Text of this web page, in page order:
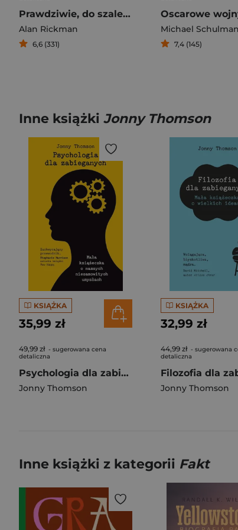
Prawdziwie, do szaleństwa. Dzienniki
Alan Rickman
6,6 (331)
Michael Schulman
7,4 (145)
Inne książki Jonny Thomson
KSIĄŻKA
35,99 zł
49,99 zł - sugerowana cena
detaliczna
Psychologia dla zabieganych
Jonny Thomson
KSIĄŻKA
32,99 zł
44,99 zł - sugerowana
detaliczna
Jonny Thomson
Inne książki z kategorii Fakt